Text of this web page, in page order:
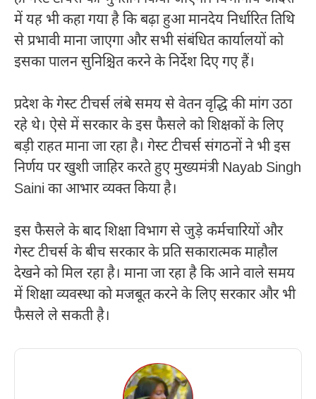
में यह भी कहा गया है कि बढ़ा हुआ मानदेय निर्धारित तिथि
से प्रभावी माना जाएगा और सभी संबंधित कार्यालयों को
इसका पालन सुनिश्चित करने के निर्देश दिए गए हैं।
प्रदेश के गेस्ट टीचर्स लंबे समय से वेतन वृद्धि की मांग उठा
रहे थे। ऐसे में सरकार के इस फैसले को शिक्षकों के लिए
बड़ी राहत माना जा रहा है। गेस्ट टीचर्स संगठनों ने भी इस
निर्णय पर खुशी जाहिर करते हुए मुख्यमंत्रीNayab Singh
Saini का आभार व्यक्त किया है।
इस फैसले के बाद शिक्षा विभाग से जुड़े कर्मचारियों और
गेस्ट टीचर्स के बीच सरकार के प्रति सकारात्मक माहौल
देखने को मिल रहा है। माना जा रहा है कि आने वाले समय
में शिक्षा व्यवस्था को मजबूत करने के लिए सरकार और भी
फैसले ले सकती है।